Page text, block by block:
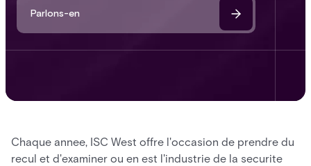
Parlons-en
Chaque annee, ISC West offre l'occasion de prendre du
recul et d'examiner ou en est l'industrie de la securite